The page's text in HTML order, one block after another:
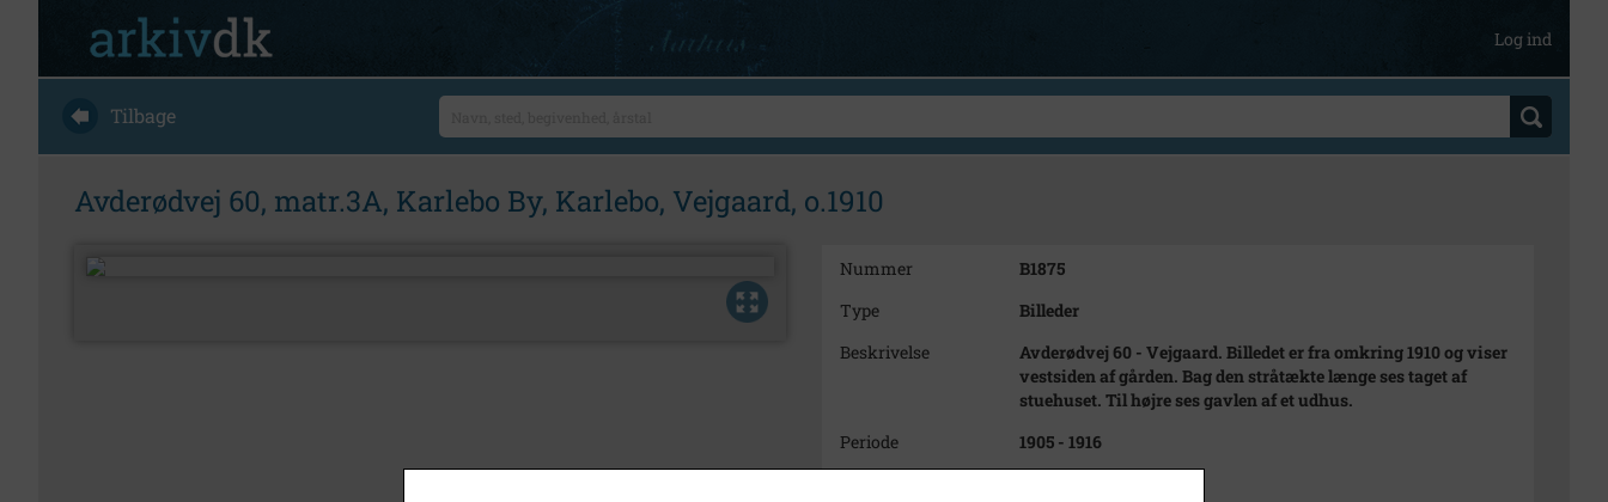
Log ind
Tilbage
Avderødvej 60, matr.3A, Karlebo By, Karlebo, Vejgaard, o.1910
Nummer
B1875
Type
Billeder
Beskrivelse
Avderødvej 60 - Vejgaard. Billedet er fra omkring 1910 og viser
vestsiden af gården. Bag den stråtækte længe ses taget af
stuehuset. Til højre ses gavlen af et udhus.
Periode
1905 - 1916